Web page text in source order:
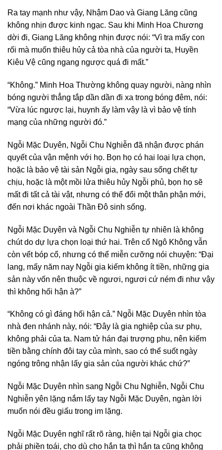
Ra tay mạnh như vậy, Nhậm Dao và Giang Lăng cũng
không nhịn được kinh ngạc. Sau khi Minh Hoa Chương
dời đi, Giang Lăng không nhịn được nói: “Vì tra mấy con
rối mà muốn thiêu hủy cả tòa nhà của người ta, Huyền
Kiêu Vệ cũng ngang ngược quá đi mất.”
“Không.” Minh Hoa Thường không quay người, nàng nhìn
bóng người thẳng tắp dần dần đi xa trong bóng đêm, nói:
“Vừa lúc ngược lại, huynh ấy làm vậy là vì bảo vệ tính
mạng của những người đó.”
Ngỗi Mặc Duyên, Ngỗi Chu Nghiễn đã nhận được phán
quyết của vận mệnh với họ. Bọn họ có hai loại lựa chọn,
hoặc là bảo vệ tài sản Ngỗi gia, ngày sau sống chết tự
chịu, hoặc là một mồi lửa thiêu hủy Ngỗi phủ, bọn họ sẽ
mất đi tất cả tài vật, nhưng có thể đổi một thân phận mới,
đến nơi khác ngoài Thần Đô sinh sống.
Ngỗi Mặc Duyên và Ngỗi Chu Nghiễn tự nhiên là không
chút do dự lựa chọn loại thứ hai. Trên cổ Ngô Không vẫn
còn vết bóp cổ, nhưng có thể miễn cưỡng nói chuyện: “Đại
lang, mấy năm nay Ngỗi gia kiếm không ít tiền, những gia
sản này vốn nên thuộc về ngươi, ngươi cứ ném đi như vậy
thì không hối hận à?”
“Không có gì đáng hối hận cả.” Ngỗi Mặc Duyên nhìn tòa
nhà đen nhánh này, nói: “Đây là gia nghiệp của sư phụ,
không phải của ta. Nam tử hán đại trượng phu, nên kiếm
tiền bằng chính đôi tay của mình, sao có thể suốt ngày
ngóng trông nhận lấy gia sản của người khác chứ?”
Ngỗi Mặc Duyên nhìn sang Ngỗi Chu Nghiễn, Ngỗi Chu
Nghiễn yên lặng nắm lấy tay Ngỗi Mặc Duyên, ngàn lời
muốn nói đều giấu trong im lặng.
Ngỗi Mặc Duyên nghĩ rất rõ ràng, hiện tại Ngỗi gia chọc
phải phiền toái, cho dù cho hắn ta thì hắn ta cũng không